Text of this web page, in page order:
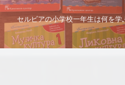
セルビアの小学校一年生は何を